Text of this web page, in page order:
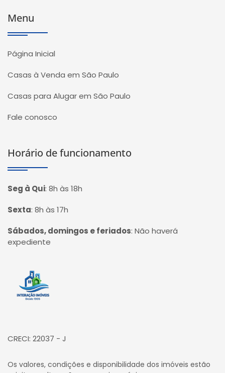
Menu
Página Inicial
Casas à Venda em São Paulo
Casas para Alugar em São Paulo
Fale conosco
Horário de funcionamento
Seg à Qui: 8h às 18h
Sexta: 8h às 17h
Sábados, domingos e feriados: Não haverá
expediente
Página inicial
CRECI: 22037 - J
Os valores, condições e disponibilidade dos imóveis estão